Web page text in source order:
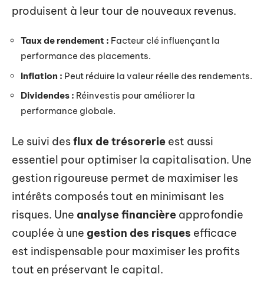
produisent à leur tour de nouveaux revenus.
Taux de rendement : Facteur clé influençant la
performance des placements.
Inflation : Peut réduire la valeur réelle des rendements.
Dividendes : Réinvestis pour améliorer la
performance globale.
Le suivi desflux de trésorerie est aussi
essentiel pour optimiser la capitalisation. Une
gestion rigoureuse permet de maximiser les
intérêts composés tout en minimisant les
risques. Une analyse financière approfondie
couplée à une gestion des risques efficace
est indispensable pour maximiser les profits
tout en préservant le capital.